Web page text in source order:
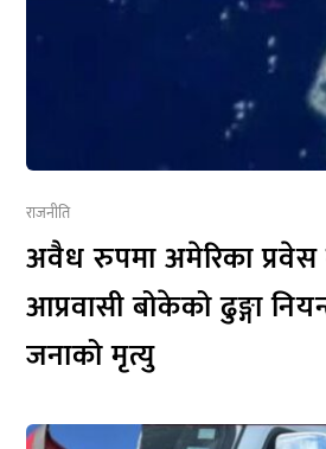
राजनीति
अवैध रुपमा अमेरिका प्रवेस
आप्रवासी बोकेको ढुङ्गा
जनाको मृत्यु